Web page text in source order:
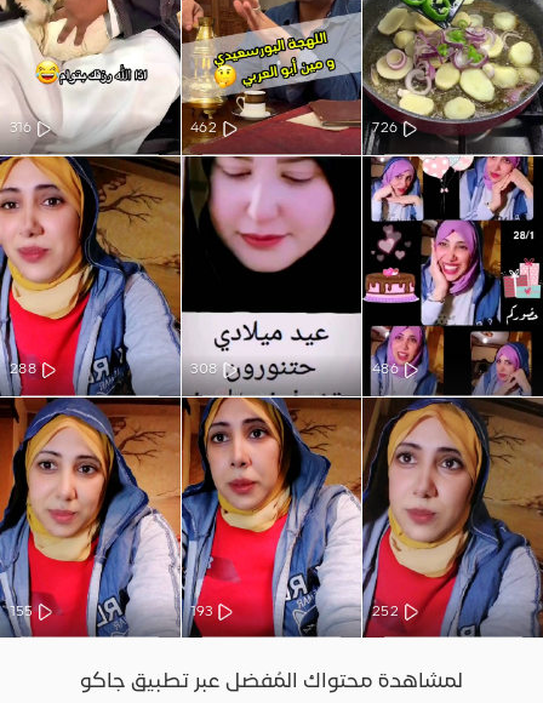
726
462
316
486
308
288
252
193
155
لمشاهدة محتواك المُفضل عبر تطبيق جاكو